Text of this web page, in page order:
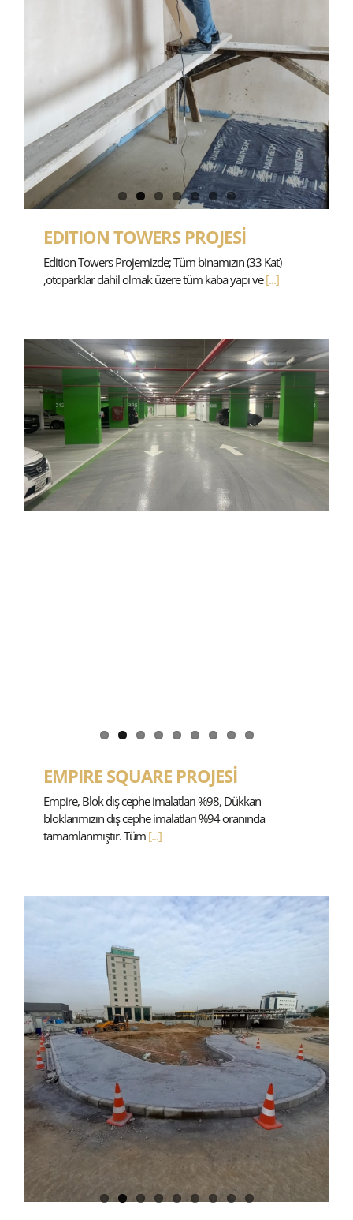
EDITION TOWERS PROJESİ
Edition Towers Projemizde; Tüm binamızın (33 Kat)
,otoparklar dahil olmak üzere tüm kaba yapı ve[...]
EMPIRE SQUARE PROJESİ
Empire, Blok dış cephe imalatları %98, Dükkan
bloklarımızın dış cephe imalatları %94 oranında
tamamlanmıştır. Tüm [...]